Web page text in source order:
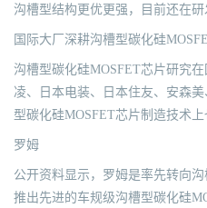
沟槽型结构更优更强，目前还在研
国际大厂深耕沟槽型碳化硅
沟槽型碳化硅MOSFET芯片研究
凌、日本电装、日本住友、安森
型碳化硅MOSFET芯片制造技术上
罗姆
公开资料显示，罗姆是率先转向
推出先进的车规级沟槽型碳化硅